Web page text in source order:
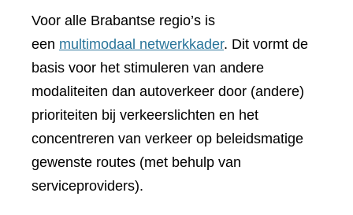
Voor alle Brabantse regio’s is
een multimodaal netwerkkader. Dit vormt de
basis voor het stimuleren van andere
modaliteiten dan autoverkeer door (andere)
prioriteiten bij verkeerslichten en het
concentreren van verkeer op beleidsmatige
gewenste routes (met behulp van
serviceproviders).